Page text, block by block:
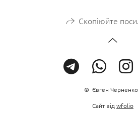
Скопіюйте
© Євген
Сайт від wfolio